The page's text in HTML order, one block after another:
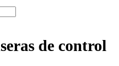
de control